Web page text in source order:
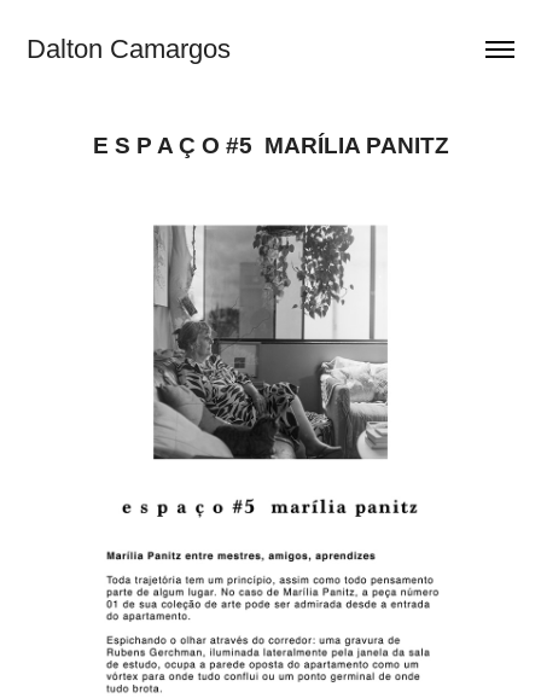
Dalton Camargos
E S P A Ç O #5  MARÍLIA PANITZ